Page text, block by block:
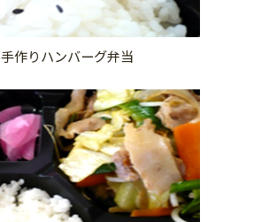
手作りハンバーグ弁当